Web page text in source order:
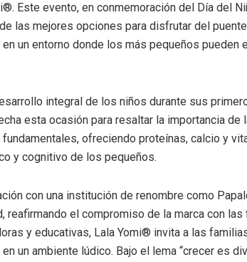
Este evento, en conmemoración del Día del
las mejores opciones para disfrutar del
un entorno donde los más pequeños pueden
integral de los niños durante sus
esta ocasión para resaltar la importancia de
ofreciendo proteínas, calcio y
y cognitivo de los pequeños.
con una institución de renombre como
reafirmando el compromiso de la marca con
y educativas, Lala Yomi® invita a las
un ambiente lúdico. Bajo el lema “crecer es